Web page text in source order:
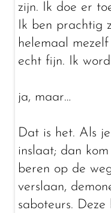
zijn. Ik doe er
Ik ben prachtig
helemaal
echt fijn. Ik
ja, maar…
Dat is het. Als
inslaat; dan
beren op de
verslaan,
saboteurs.